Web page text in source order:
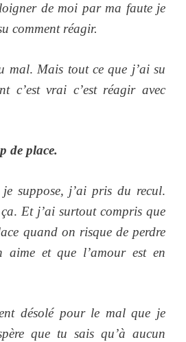
de moi par ma faute je
comment réagir.
mal. Mais tout ce que j’ai su
c’est vrai c’est réagir avec
de place.
suppose, j’ai pris du recul.
. Et j’ai surtout compris que
quand on risque de perdre
aime et que l’amour est en
désolé pour le mal que je
que tu sais qu’à aucun